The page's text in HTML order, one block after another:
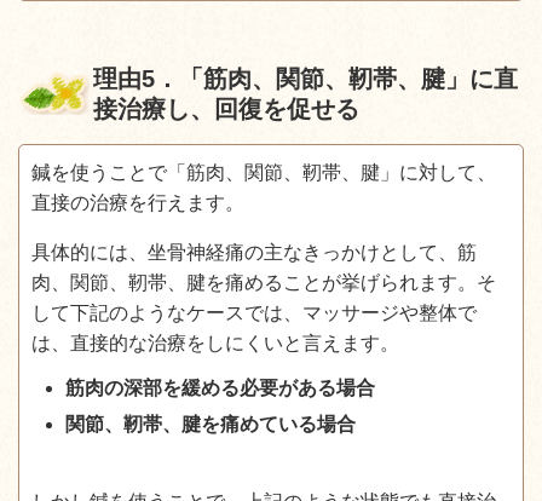
理由5 ．「筋肉、関節、靭帯、腱」に直
接治療し、回復を促せる
鍼を使うことで「筋肉、関節、靭帯、腱」に対して、
直接の治療を行えます。
具体的には、坐骨神経痛の主なきっかけとして、筋
肉、関節、靭帯、腱を痛めることが挙げられます。そ
して下記のようなケースでは、マッサージや整体で
は、直接的な治療をしにくいと言えます。
筋肉の深部を緩める必要がある場合
関節、靭帯、腱を痛めている場合